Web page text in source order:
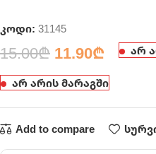
კოდი: 31145
15.00₾ 11.90₾ არ
არ არის მარაგში
Add to compare